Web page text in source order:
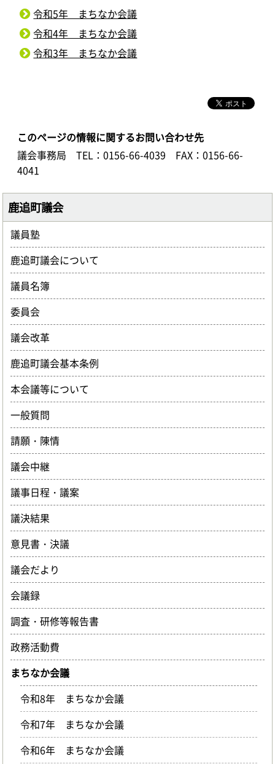
令和5年 まちなか会議
令和4年 まちなか会議
令和3年 まちなか会議
このページの情報に関するお問い合わせ先
議会事務局
TEL：0156-66-4039
FAX：0156-66-
4041
鹿追町議会
議員塾
鹿追町議会について
議員名簿
委員会
議会改革
鹿追町議会基本条例
本会議等について
一般質問
請願・陳情
議会中継
議事日程・議案
議決結果
意見書・決議
議会だより
会議録
調査・研修等報告書
政務活動費
まちなか会議
令和8年 まちなか会議
令和7年 まちなか会議
令和6年 まちなか会議